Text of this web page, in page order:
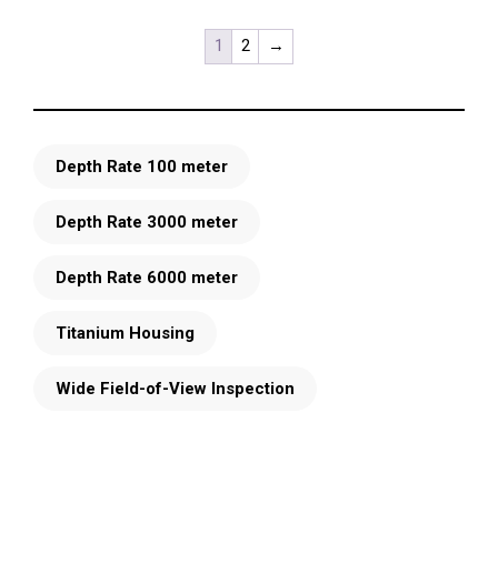
1 2 →
Depth Rate 100 meter
Depth Rate 3000 meter
Depth Rate 6000 meter
Titanium Housing
Wide Field-of-View Inspection